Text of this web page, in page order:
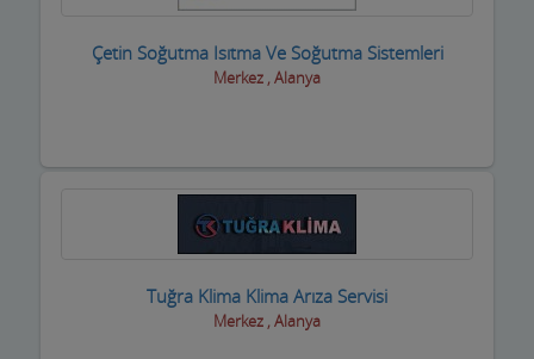
Çetin Soğutma Isıtma Ve Soğutma Sistemleri
Merkez , Alanya
Tuğra Klima Klima Arıza Servisi
Merkez , Alanya